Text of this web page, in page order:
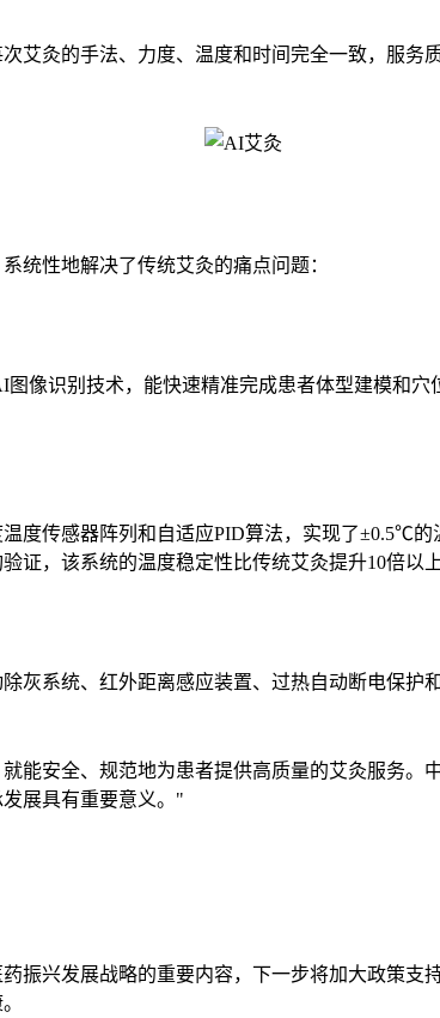
艾灸的手法、力度、温度和时间完全一致，服
统性地解决了传统艾灸的痛点问题：
像识别技术，能快速精准完成患者体型建模和
度传感器阵列和自适应PID算法，实现了±0.5℃
证，该系统的温度稳定性比传统艾灸提升10倍以上
灰系统、红外距离感应装置、过热自动断电保
能安全、规范地为患者提供高质量的艾灸服务
展具有重要意义。"
振兴发展战略的重要内容，下一步将加大政策